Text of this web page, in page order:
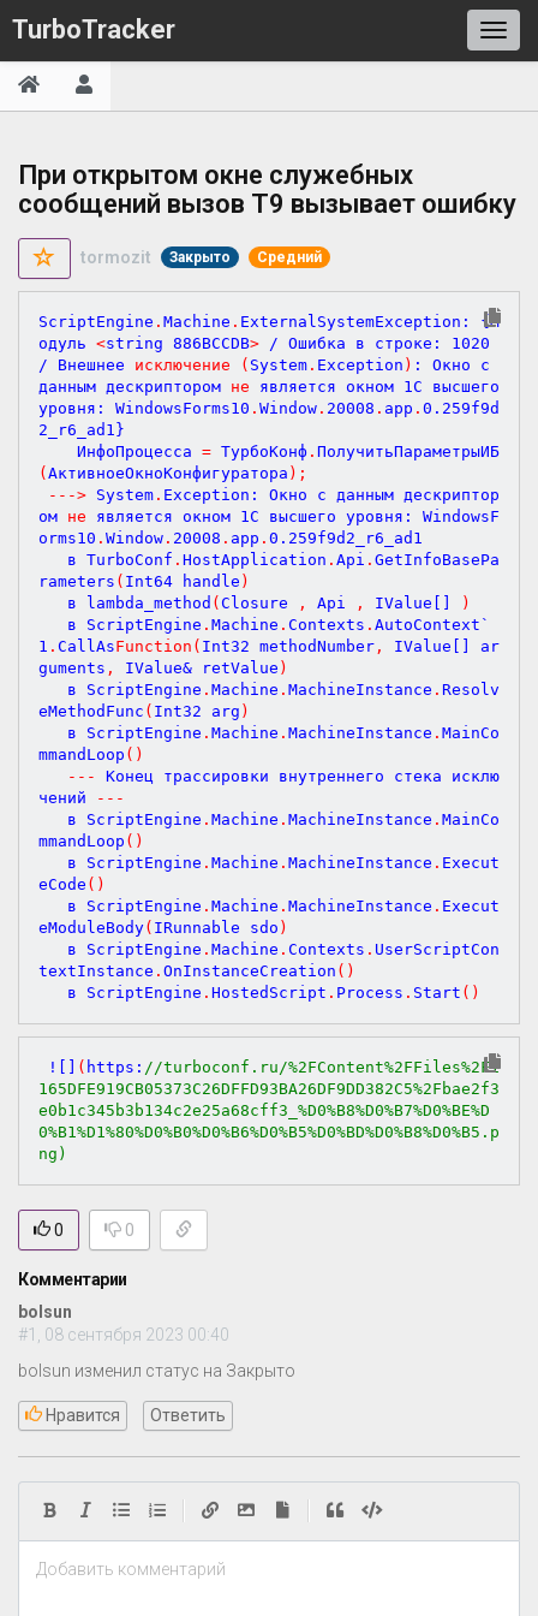
TurboTracker
При открытом окне служебных
сообщений вызов Т9 вызывает ошибку
tormozit Закрыто Средний
ScriptEngine . Machine . ExternalSystemException: {М
одуль <string 886BCCDB> / Ошибка в строке: 1020
/ Внешнее исключение ( System . Exception ) : Окно с
данным дескриптором не является окном 1С высшего
уровня: WindowsForms10 . Window . 20008 . app . 0.259f9d
2_r6_ad1}
	ИнфоПроцесса
= ТурбоКонф . ПолучитьПараметрыИБ
( АктивноеОкноКонфигуратора ) ;
- - -> System . Exception: Окно с данным дескриптор
ом не является окном 1С высшего уровня: WindowsF
orms10 . Window . 20008 . app . 0.259f9d2_r6_ad1
   в TurboConf
. HostApplication . Api . GetInfoBasePa
rameters ( Int64 handle )
   в lambda_method
( Closure , Api , IValue[]
)
   в ScriptEngine
. Machine . Contexts . AutoContext`
1 . CallAsFunction ( Int32 methodNumber , IValue
ar
guments , IValue& retValue )
   в ScriptEngine
. Machine . MachineInstance . Resolv
eMethodFunc ( Int32 arg )
   в ScriptEngine
. Machine . MachineInstance . MainCo
mmandLoop ( )
- - -
Конец трассировки внутреннего стека исклю
чений
- - -
   в ScriptEngine
. Machine . MachineInstance . MainCo
mmandLoop ( )
   в ScriptEngine
. Machine . MachineInstance . Execut
eCode ( )
   в ScriptEngine
. Machine . MachineInstance . Execut
eModuleBody( IRunnable sdo )
   в ScriptEngine
. Machine . Contexts . UserScriptCon
textInstance . OnInstanceCreation ( )
   в ScriptEngine
. HostedScript . Process . Start ( )
![] ( https: //turboconf.ru/%2FContent%2FFiles%2F1
165DFE919CB05373C26DFFD93BA26DF9DD382C5%2Fbae2f3
e0b1c345b3b134c2e25a68cff3_%D0%B8%D0%B7%D0%BE%D
0%B1%D1%80%D0%B0%D0%B6%D0%B5%D0%BD%D0%B8%D0%B5.p
ng)
0 0
Комментарии
bolsun
#1, 08 сентября 2023 00:40
bolsun изменил статус на Закрыто
Нравится Ответить
Добавить комментарий